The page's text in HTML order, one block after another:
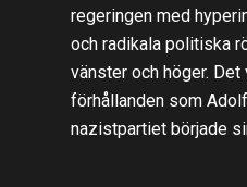
regeringen med
och radikala politiska
vänster och höger.
förhållanden som
nazistpartiet började